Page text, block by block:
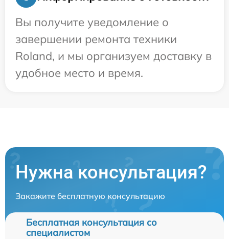
Вы получите уведомление о
завершении ремонта техники
Roland, и мы организуем доставку в
удобное место и время.
Нужна консультация?
Закажите бесплатную консультацию
Бесплатная консультация со
специалистом